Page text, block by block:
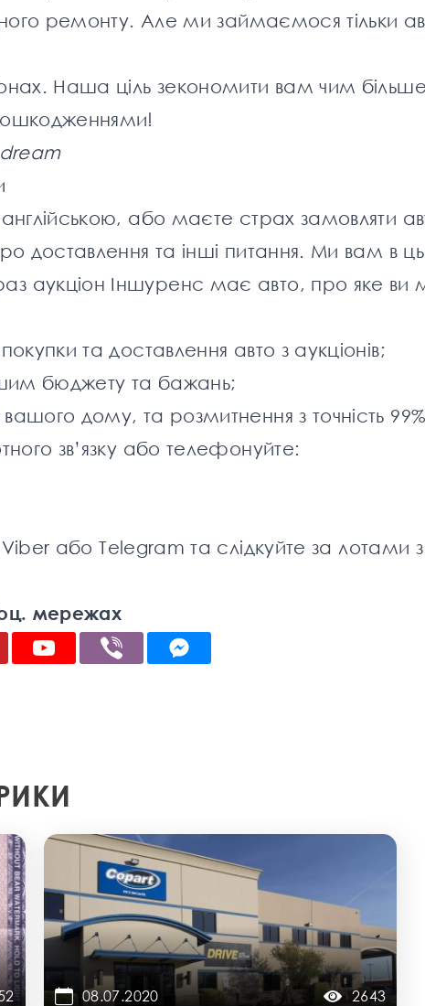
ремонту . Але ми займаємося тільки
Наша ціль зекономити вам чим
або маєте страх замовляти
доставлення та інші питання. Ми вам в
аукціон Іншуренс має авто, про яке ви
та доставлення авто з аукціонів;
бюджету та бажань;
дому, та розмитнення з точність
зв’язку або телефонуйте:
Viber абоTelegram та слідкуйте за лотами з
мережах
08.07.2020 2643